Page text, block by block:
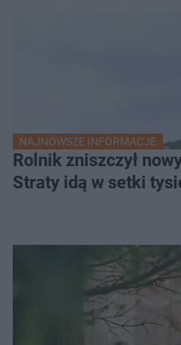
NAJNOWSZE INFORMACJE
Rolnik zniszczył
Straty idą w setki